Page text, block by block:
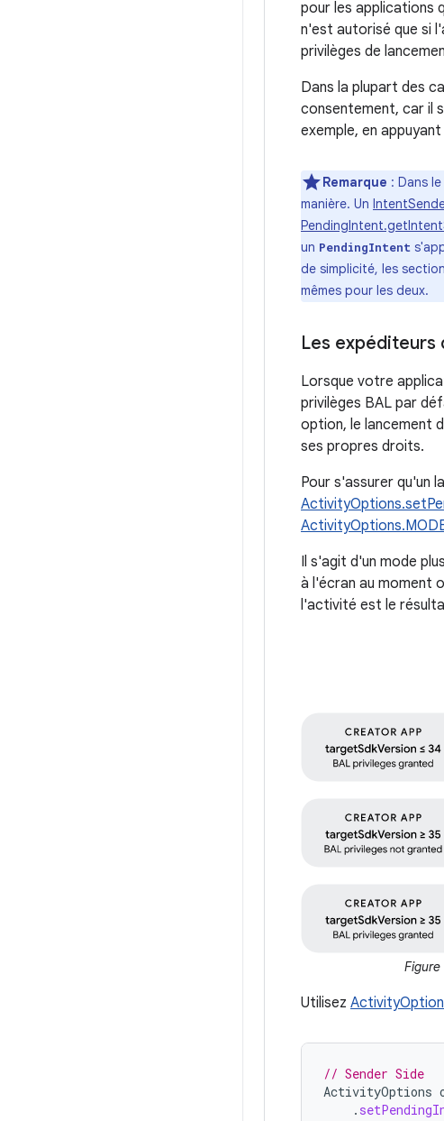
pour les applications
n'est autorisé que si
privilèges de
Dans la plupart des
consentement, car il
exemple, en
Remarque : Dans
manière. Un
un PendingIntent
de simplicité, les
mêmes pour les deux.
Les
Lorsque votre
privilèges BAL par
option, le lancement
ses propres droits.
Pour s'assurer qu'un
Il s'agit d'un mode
à l'écran au moment
l'activité est le
Utilisez
// Sender Side
ActivityOptions
.